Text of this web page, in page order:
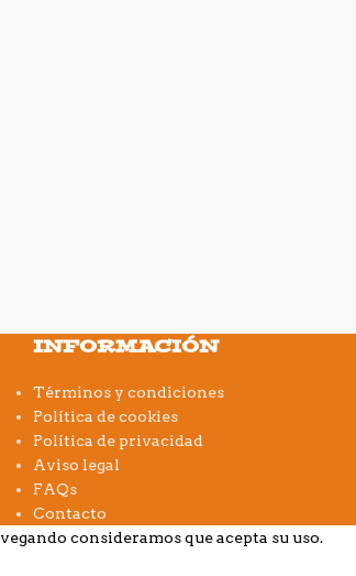
INFORMACIÓN
Términos y condiciones
Política de cookies
Política de privacidad
Aviso legal
FAQs
Contacto
consideramos que acepta su uso.